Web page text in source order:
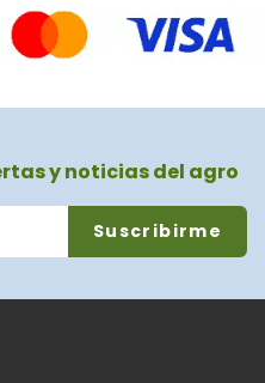
y noticias del agro